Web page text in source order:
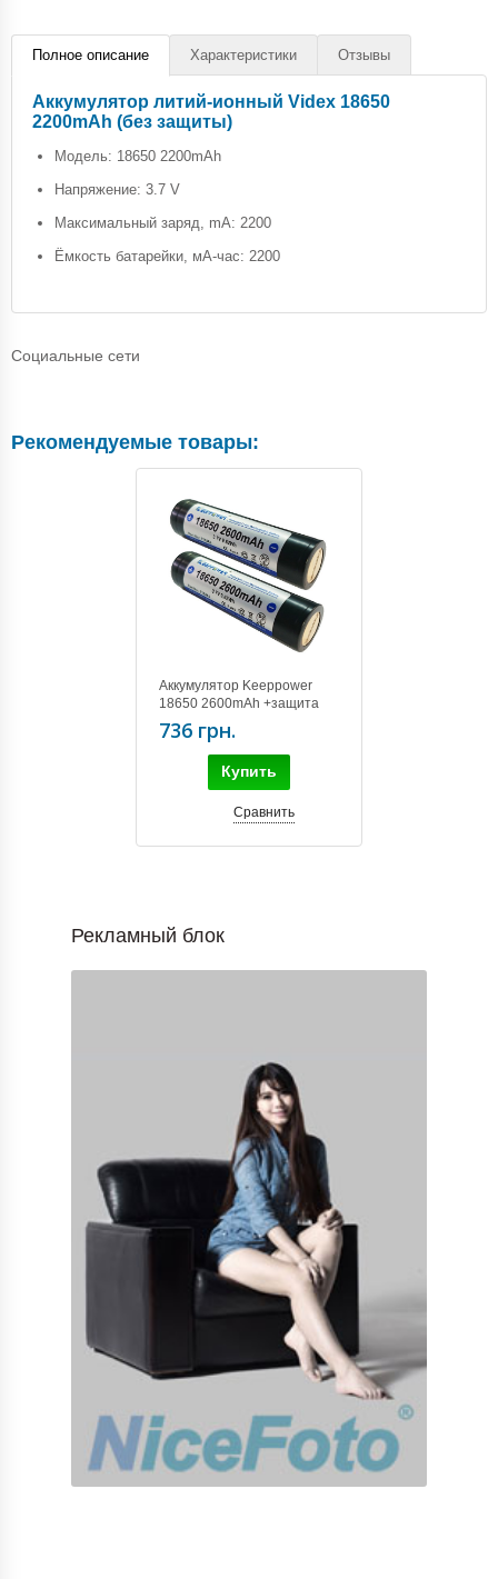
Полное описание Характеристики Отзывы
Аккумулятор литий-ионный Videx 18650
2200mAh (без защиты)
Модель: 18650 2200mAh
Напряжение: 3.7 V
Максимальный заряд, mA: 2200
Ёмкость батарейки, мА-час: 2200
Социальные сети
Рекомендуемые товары:
Аккумулятор Keeppower
18650 2600mAh +защита
х2шт +бокс
736 грн.
Купить
Сравнить
Рекламный блок